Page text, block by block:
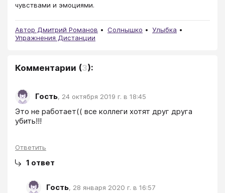
чувствами и эмоциями.
Автор Дмитрий Романов Солнышко
Улыбка
Упражнения Дистанции
Комментарии (3):
Гость, 24 октября 2019 г. в 18:45
Это не работает(( все коллеги хотят друг друга
убить!!!
Ответить
1 ответ
Гость, 28 января 2020 г. в 16:57